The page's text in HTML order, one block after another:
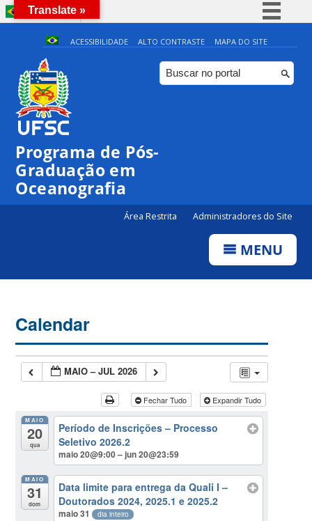
BRASIL
Simplifique!
Comunica BR
Participe
ACESSIBILIDADE ALTO CONTRASTE MAPA DO SITE
Programa de Pós-
Graduação em
Oceanografia
Área Restrita Administradores do Site
MENU
Calendar
MAIO – JUL 2026
Fechar Tudo Expandir Tudo
MAIO
20
qua
Período de Inscrições – Processo
Seletivo 2026.2
maio 20@9:00 – jun 20@23:59
MAIO
31
dom
Data limite para entrega da Quali I –
Doutorados 2024, 2025.1 e 2025.2
maio 31 dia inteiro
Translate »